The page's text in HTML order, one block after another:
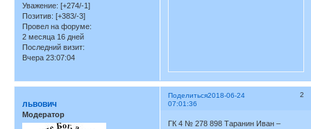
Уважение: [+274/-1]
Позитив: [+383/-3]
Провел на форуме:
2 месяца 16 дней
Последний визит:
Вчера 23:07:04
Поделиться 2
2018-06-24
07:01:36
львович
Модератор
ГК 4 № 278 898 Таранин Иван –